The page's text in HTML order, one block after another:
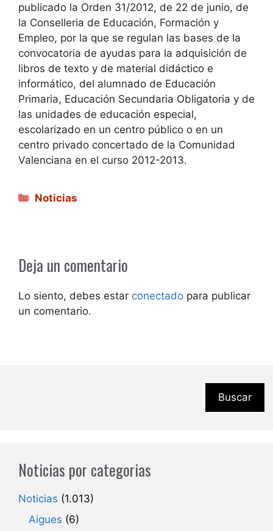
publicado la Orden 31/2012, de 22 de junio, de
la Conselleria de Educación, Formación y
Empleo, por la que se regulan las bases de la
convocatoria de ayudas para la adquisición de
libros de texto y de material didáctico e
informático, del alumnado de Educación
Primaria, Educación Secundaria Obligatoria y de
las unidades de educación especial,
escolarizado en un centro público o en un
centro privado concertado de la Comunidad
Valenciana en el curso 2012-2013.
Categorías
Noticias
Deja un comentario
Lo siento, debes estar conectado para publicar
un comentario.
Buscar
Noticias por categorias
Noticias (1.013)
Aigues (6)